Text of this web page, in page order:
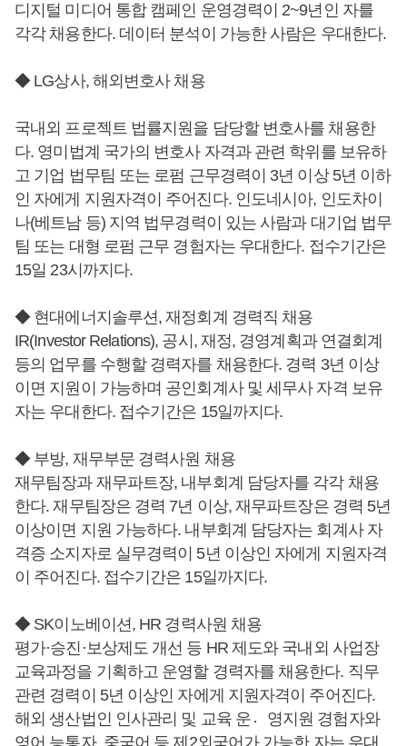
디지털 미디어 통합 캠페인 운영경력이 2~9년인 자를
각각 채용한다. 데이터 분석이 가능한 사람은 우대한다.
◆ LG상사, 해외변호사 채용
국내외 프로젝트 법률지원을 담당할 변호사를 채용한
다. 영미법계 국가의 변호사 자격과 관련 학위를 보유하
고 기업 법무팀 또는 로펌 근무경력이 3년 이상 5년 이하
인 자에게 지원자격이 주어진다. 인도네시아, 인도차이
나(베트남 등) 지역 법무경력이 있는 사람과 대기업 법무
팀 또는 대형 로펌 근무 경험자는 우대한다. 접수기간은
15일 23시까지다.
◆ 현대에너지솔루션, 재정회계 경력직 채용
IR(Investor Relations), 공시, 재정, 경영계획과 연결회계
등의 업무를 수행할 경력자를 채용한다. 경력 3년 이상
이면 지원이 가능하며 공인회계사 및 세무사 자격 보유
자는 우대한다. 접수기간은 15일까지다.
◆ 부방, 재무부문 경력사원 채용
재무팀장과 재무파트장, 내부회계 담당자를 각각 채용
한다. 재무팀장은 경력 7년 이상, 재무파트장은 경력 5년
이상이면 지원 가능하다. 내부회계 담당자는 회계사 자
격증 소지자로 실무경력이 5년 이상인 자에게 지원자격
이 주어진다. 접수기간은 15일까지다.
◆ SK이노베이션, HR 경력사원 채용
평가·승진·보상제도 개선 등 HR 제도와 국내외 사업장
교육과정을 기획하고 운영할 경력자를 채용한다. 직무
관련 경력이 5년 이상인 자에게 지원자격이 주어진다.
해외 생산법인 인사관리 및 교육 운영〮지원 경험자와